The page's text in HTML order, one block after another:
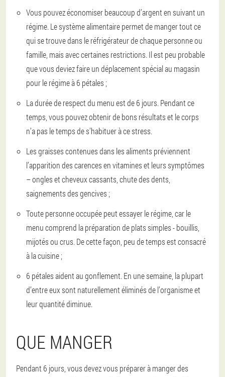
Vous pouvez économiser beaucoup d’argent en suivant un
régime. Le système alimentaire permet de manger tout ce
qui se trouve dans le réfrigérateur de chaque personne ou
famille, mais avec certaines restrictions. Il est peu probable
que vous deviez faire un déplacement spécial au magasin
pour le régime à 6 pétales ;
La durée de respect du menu est de 6 jours. Pendant ce
temps, vous pouvez obtenir de bons résultats et le corps
n’a pas le temps de s’habituer à ce stress.
Les graisses contenues dans les aliments préviennent
l’apparition des carences en vitamines et leurs symptômes
– ongles et cheveux cassants, chute des dents,
saignements des gencives ;
Toute personne occupée peut essayer le régime, car le
menu comprend la préparation de plats simples - bouillis,
mijotés ou crus. De cette façon, peu de temps est consacré
à la cuisine ;
6 pétales aident au gonflement. En une semaine, la plupart
d’entre eux sont naturellement éliminés de l’organisme et
leur quantité diminue.
QUE MANGER
Pendant 6 jours, vous devez vous préparer à manger des